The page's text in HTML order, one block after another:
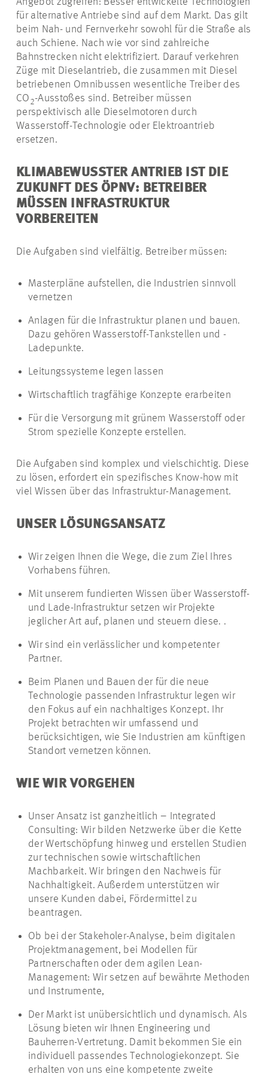
für alternative Antriebe sind auf dem Markt. Das gilt
beim Nah- und Fernverkehr sowohl für die Straße als
auch Schiene. Nach wie vor sind zahlreiche
Bahnstrecken nicht elektrifiziert. Darauf verkehren
Züge mit Dieselantrieb, die zusammen mit Diesel
betriebenen Omnibussen wesentliche Treiber des
CO 2-Ausstoßes sind. Betreiber müssen
perspektivisch alle Dieselmotoren durch
Wasserstoff-Technologie oder Elektroantrieb
ersetzen.
KLIMABEWUSSTER ANTRIEB IST DIE
ZUKUNFT DES ÖPNV: BETREIBER
MÜSSEN INFRASTRUKTUR
VORBEREITEN
Die Aufgaben sind vielfältig. Betreiber müssen:
Masterpläne aufstellen, die Industrien sinnvoll
vernetzen
Anlagen für die Infrastruktur planen und bauen.
Dazu gehören Wasserstoff-Tankstellen und -
Ladepunkte.
Leitungssysteme legen lassen
Wirtschaftlich tragfähige Konzepte erarbeiten
Für die Versorgung mit grünem Wasserstoff oder
Strom spezielle Konzepte erstellen.
Die Aufgaben sind komplex und vielschichtig. Diese
zu lösen, erfordert ein spezifisches Know-how mit
viel Wissen über das Infrastruktur-Management.
UNSER LÖSUNGSANSATZ
Wir zeigen Ihnen die Wege, die zum Ziel Ihres
Vorhabens führen.
Mit unserem fundierten Wissen über Wasserstoff-
und Lade-Infrastruktur setzen wir Projekte
jeglicher Art auf, planen und steuern diese. .
Wir sind ein verlässlicher und kompetenter
Partner.
Beim Planen und Bauen der für die neue
Technologie passenden Infrastruktur legen wir
den Fokus auf ein nachhaltiges Konzept. Ihr
Projekt betrachten wir umfassend und
berücksichtigen, wie Sie Industrien am künftigen
Standort vernetzen können.
WIE WIR VORGEHEN
Unser Ansatz ist ganzheitlich – Integrated
Consulting: Wir bilden Netzwerke über die Kette
der Wertschöpfung hinweg und erstellen Studien
zur technischen sowie wirtschaftlichen
Machbarkeit. Wir bringen den Nachweis für
Nachhaltigkeit. Außerdem unterstützen wir
unsere Kunden dabei, Fördermittel zu
beantragen.
Ob bei der Stakeholer-Analyse, beim digitalen
Projektmanagement, bei Modellen für
Partnerschaften oder dem agilen Lean-
Management: Wir setzen auf bewährte Methoden
und Instrumente,
Der Markt ist unübersichtlich und dynamisch. Als
Lösung bieten wir Ihnen Engineering und
Bauherren-Vertretung. Damit bekommen Sie ein
individuell passendes Technologiekonzept. Sie
erhalten von uns eine kompetente zweite